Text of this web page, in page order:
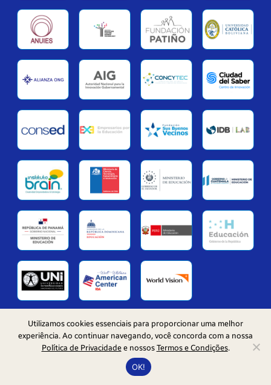
© 2026 Samsung Solve for Tomorrow Latam
Utilizamos cookies essenciais para proporcionar uma melhor
experiência. Ao continuar navegando, você concorda com a nossa
Política de Privacidadee nossosTermos e Condições.
OK!